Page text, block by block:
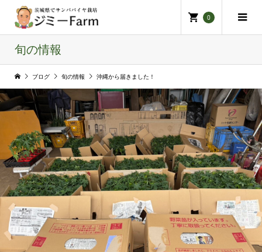
0
旬の情報
ブログ 旬の情報 沖縄から届きました！